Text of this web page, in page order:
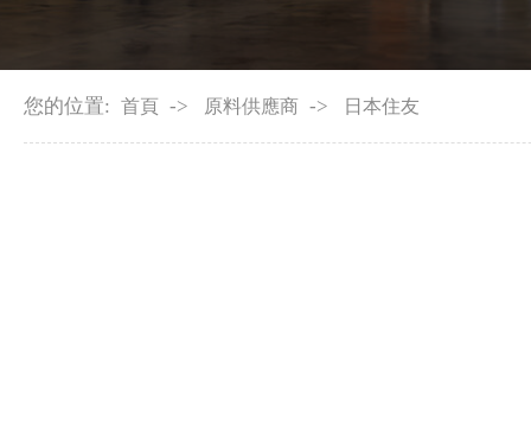
您的位置: 首頁 -> 原料供應商 -> 日本住友